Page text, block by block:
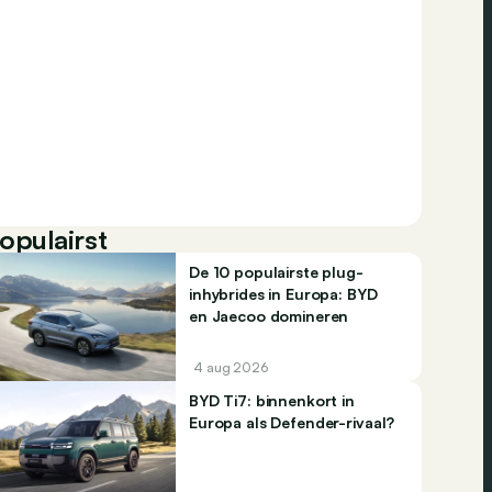
De 10 populairste plug-
inhybrides in Europa: BYD
en Jaecoo domineren
4 aug 2026
BYD Ti7: binnenkort in
Europa als Defender-rivaal?